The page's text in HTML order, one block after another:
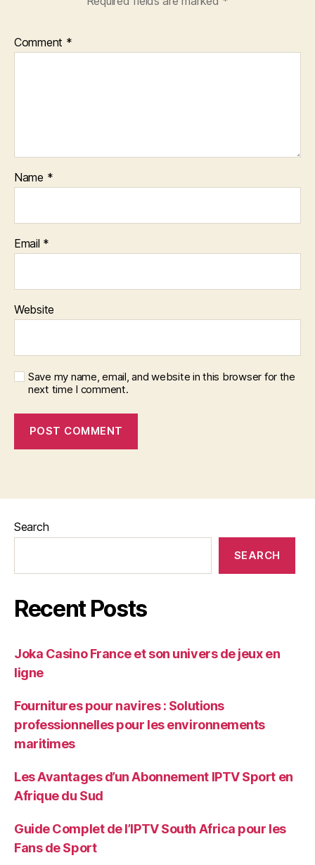
Comment *
Name *
Email *
Website
Save my name, email, and website in this browser for the
next time I comment.
Search
SEARCH
Recent Posts
Joka Casino France et son univers de jeux en
ligne
Fournitures pour navires : Solutions
professionnelles pour les environnements
maritimes
Les Avantages d’un Abonnement IPTV Sport en
Afrique du Sud
Guide Complet de l’IPTV South Africa pour les
Fans de Sport